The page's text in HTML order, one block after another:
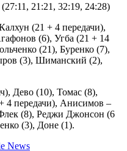
21:21, 32:19, 24:28)
(21 + 4 передачи),
(6), Угба (21 + 14
(21), Буренко (7),
(3), Шиманский (2),
Дево (10), Томас (8),
4 передачи), Анисимов –
(8), Реджи Джонсон (6
(3), Доне (1).
News